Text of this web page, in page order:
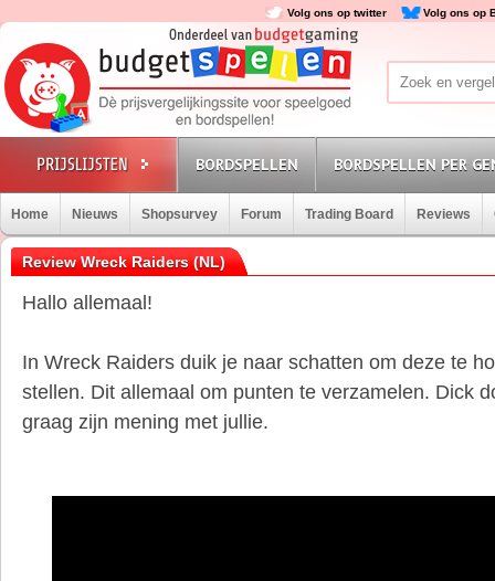
Volg ons op twitter Volg ons op
BORDSPELLEN BORDSPELLEN PER
Home Nieuws Shopsurvey Forum Trading Board Reviews
Review Wreck Raiders (NL)
Hallo allemaal!
In Wreck Raiders duik je naar schatten om deze te
stellen. Dit allemaal om punten te verzamelen. Dick
graag zijn mening met jullie.